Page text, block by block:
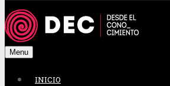
Menu
INICIO